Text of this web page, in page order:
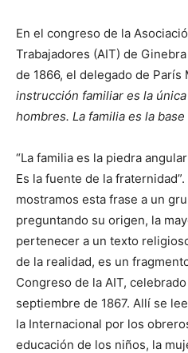
En el congreso de la
Trabajadores (AIT) de
de 1866, el delegado de París
instrucción familiar es la
hombres. La familia es la base
“La familia es la piedra
Es la fuente de la
mostramos esta frase a un
preguntando su origen, la
pertenecer a un texto
de la realidad, es un
Congreso de la AIT,
septiembre de 1867. Allí se
la Internacional por los
educación de los niños, la